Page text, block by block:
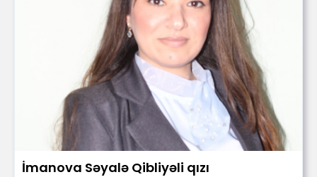
İmanova Səyalə Qibliyəli qızı